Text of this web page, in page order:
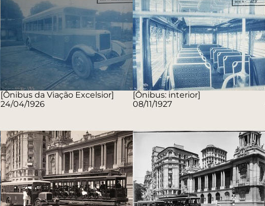
[Ônibus da Viação Excelsior]
24/04/1926
[Ônibus: interior]
08/11/1927